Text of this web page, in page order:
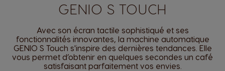
GENIO S TOUCH
Avec son écran tactile sophistiqué et ses
fonctionnalités innovantes, la machine automatique
GENIO S Touch s'inspire des dernières tendances. Elle
vous permet d’obtenir en quelques secondes un café
satisfaisant parfaitement vos envies.